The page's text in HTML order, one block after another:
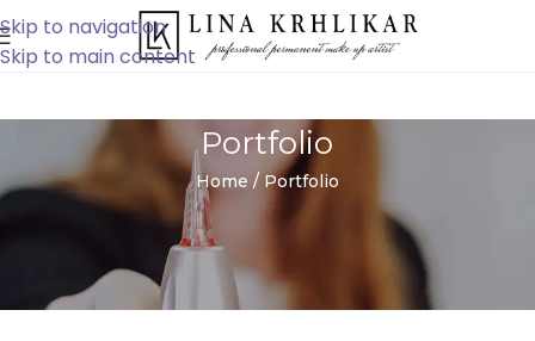
Skip to navigation
Skip to main content
Portfolio
Home / Portfolio